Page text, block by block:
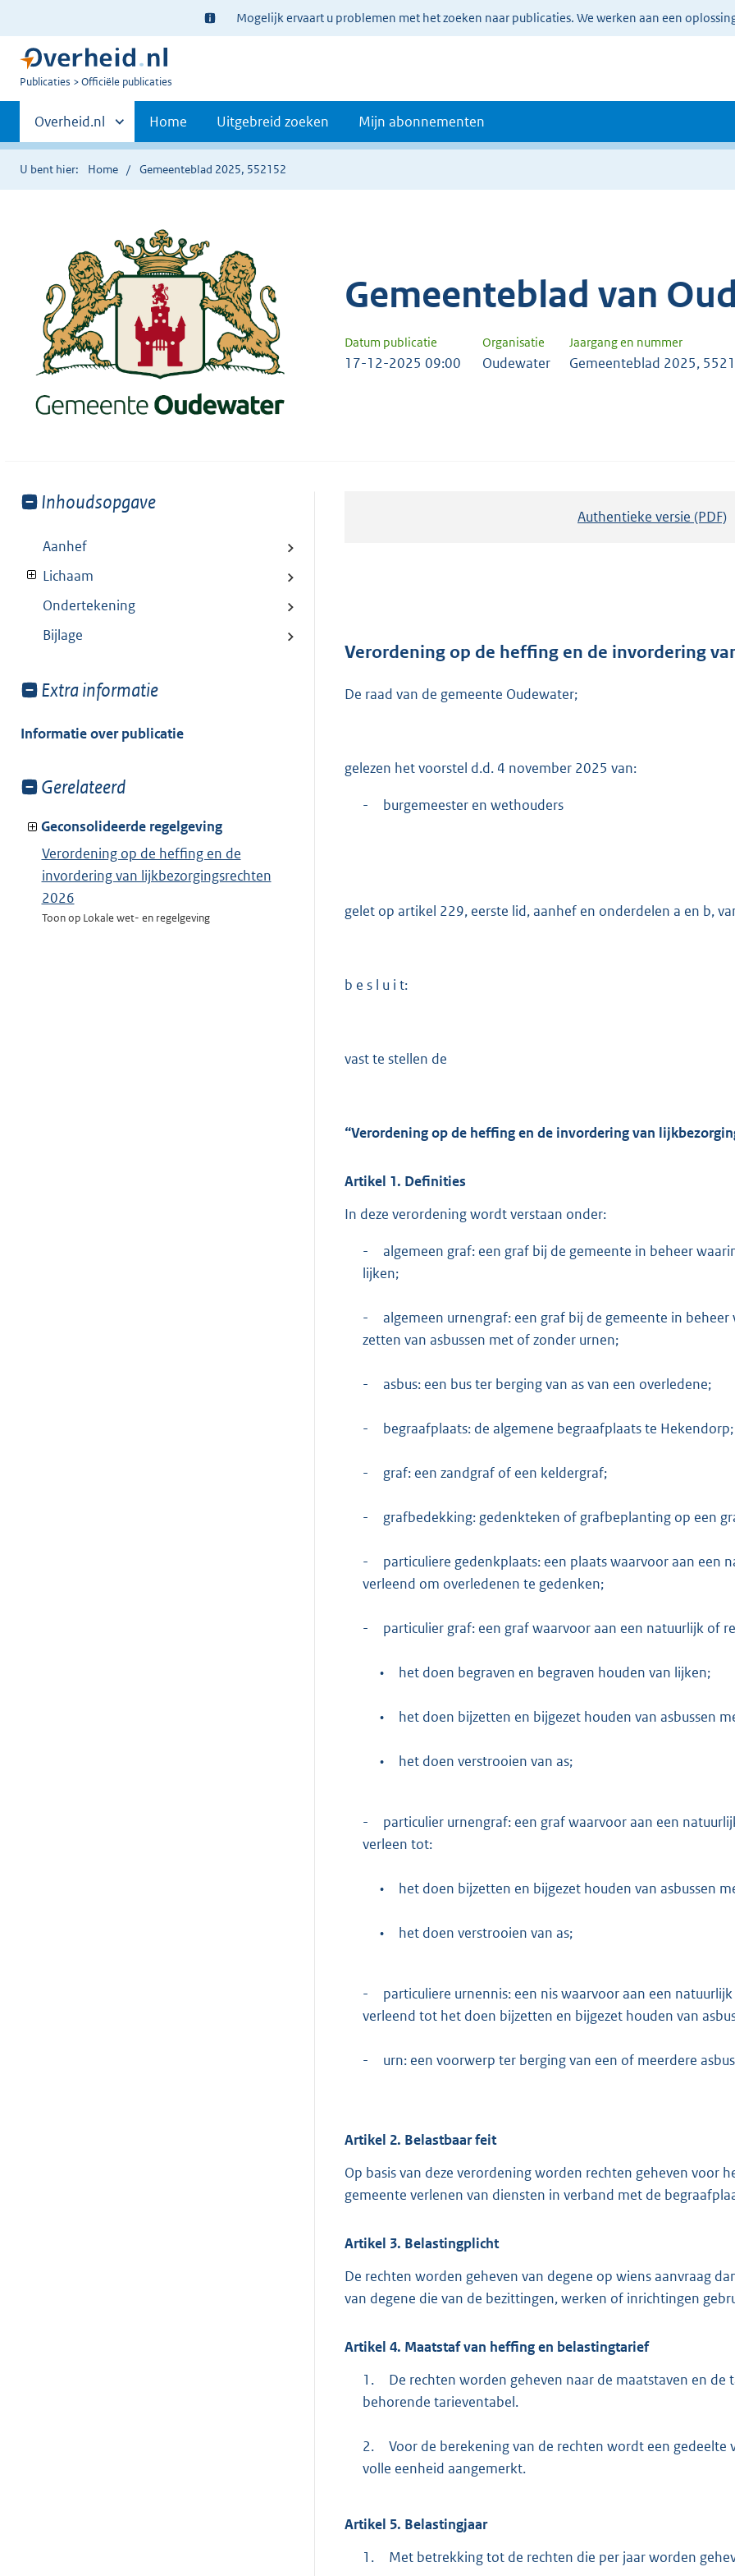
Ter
informatie:
Mogelijk ervaart u problemen met het zoeken naar publicaties. We werken aan een
U
Publicaties Officiële publicaties
Primaire
navigatie
Andere
sites
binnen
Overheid.nl Home Uitgebreid zoeken Mijn abonnementen
U bent hier: Home Gemeenteblad 2025, 552152
Gemeenteblad van
Datum publicatie Organisatie Jaargang en nummer
17-12-2025 09:00 Oudewater Gemeenteblad 2025,
Toon
van:
Inhoudsopgave
Aanhef
Lichaam
Ondertekening
Bijlage
Toon
van:
Extra informatie
Informatie over publicatie
Toon
van:
Gerelateerd
Geconsolideerde regelgeving
Verordening op de heffing en de
invordering van lijkbezorgingsrechten
2026
Toon op Lokale wet- en regelgeving
Authentieke versie (PDF)
d
2
Verordening op de heffing en de invordering
De raad van de gemeente Oudewater;
gelezen het voorstel d.d. 4 november 2025 van:
- burgemeester en wethouders
gelet op artikel 229, eerste lid, aanhef en onderdelen a en b,
b e s l u i t:
vast te stellen de
“Verordening op de heffing en de invordering van
Artikel 1. Definities
In deze verordening wordt verstaan onder:
-
algemeen graf: een graf bij de gemeente in beheer
lijken;
-
algemeen urnengraf: een graf bij de gemeente in
zetten van asbussen met of zonder urnen;
- asbus: een bus ter berging van as van een overledene;
- begraafplaats: de algemene begraafplaats te Hekendorp;
- graf: een zandgraf of een keldergraf;
- grafbedekking: gedenkteken of grafbeplanting op een
-
particuliere gedenkplaats: een plaats waarvoor aan een
verleend om overledenen te gedenken;
- particulier graf: een graf waarvoor aan een natuurlijk of
• het doen begraven en begraven houden van lijken;
• het doen bijzetten en bijgezet houden van asbussen
• het doen verstrooien van as;
-
particulier urnengraf: een graf waarvoor aan een
verleen tot:
• het doen bijzetten en bijgezet houden van asbussen
• het doen verstrooien van as;
-
particuliere urnennis: een nis waarvoor aan een
verleend tot het doen bijzetten en bijgezet houden van
- urn: een voorwerp ter berging van een of meerdere
Artikel 2. Belastbaar feit
Op basis van deze verordening worden rechten geheven voor
gemeente verlenen van diensten in verband met de
Artikel 3. Belastingplicht
De rechten worden geheven van degene op wiens aanvraag
van degene die van de bezittingen, werken of inrichtingen
Artikel 4. Maatstaf van heffing en belastingtarief
1.
De rechten worden geheven naar de maatstaven en
behorende tarieventabel.
2.
Voor de berekening van de rechten wordt een
volle eenheid aangemerkt.
Artikel 5. Belastingjaar
1.
Met betrekking tot de rechten die per jaar worden